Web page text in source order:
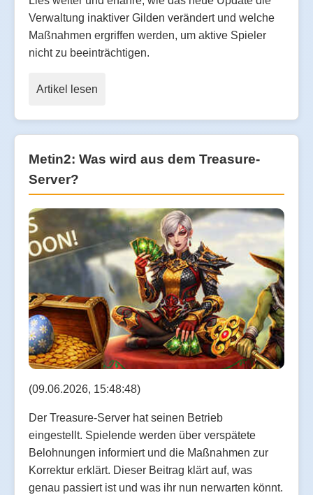
Verwaltung inaktiver Gilden verändert und welche
Maßnahmen ergriffen werden, um aktive Spieler
nicht zu beeinträchtigen.
Artikel lesen
Metin2: Was wird aus dem Treasure-
Server?
(09.06.2026, 15:48:48)
Der Treasure-Server hat seinen Betrieb
eingestellt. Spielende werden über verspätete
Belohnungen informiert und die Maßnahmen zur
Korrektur erklärt. Dieser Beitrag klärt auf, was
genau passiert ist und was ihr nun nerwarten könnt.